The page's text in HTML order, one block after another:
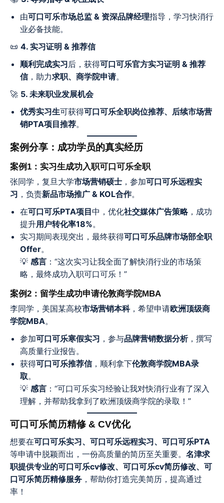
由可口可乐市场总监 & 资深品牌经理指导，学习快消行
业必备技能。
📜 4. 实习证明 & 推荐信
顺利完成实习后，获得可口可乐官方实习证明 & 推荐
信，助力求职、商学院申请。
🚀 5. 未来职业发展机会
优秀实习生可获得可口可乐全职岗位推荐、后续市场营
销PTA项目推荐。
案例分享：成功学员的真实经历
案例1：实习生成功入职可口可乐全职
张同学，复旦大学市场营销硕士 ，参加可口可乐远程实
习 ，负责新品市场推广 & KOL合作。
在可口可乐PTA项目中，优化社交媒体广告策略，成功
提升用户转化率18%。
实习期间表现突出，最终获得可口可乐品牌市场部全职
Offer。
💡 感言 ：“这次实习让我全面了解快消行业的市场策
略，最终成功入职可口可乐！”
案例2：留学生成功申请伦敦商学院MBA
李同学，美国某高校市场营销本科，希望申请欧洲顶级商
学院MBA。
参加可口可乐寒假实习 ，参与品牌营销数据分析，撰写
高质量行业报告。
获得可口可乐推荐信，顺利拿下伦敦商学院MBA录
取。
💡 感言 ：“可口可乐实习经验让我对快消行业有了深入
理解，并帮助我拿到了欧洲顶级商学院的录取！”
可口可乐简历精修 & CV优化
想要在可口可乐实习、可口可乐远程实习、可口可乐PTA
等申请中脱颖而出，一份高质量的简历至关重要。 名津求
职提供专业的可口可乐cv修改、可口可乐cv简历修改、可
口可乐简历精修服务 ，帮助你打造完美简历，提高通过
率！